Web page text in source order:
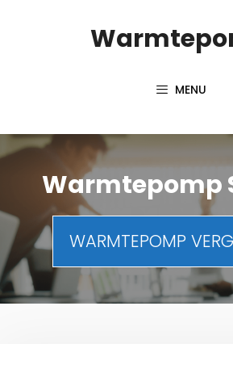
MENU
Warmtepomp
WARMTEPOMP